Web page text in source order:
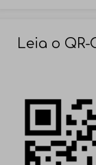
Leia o